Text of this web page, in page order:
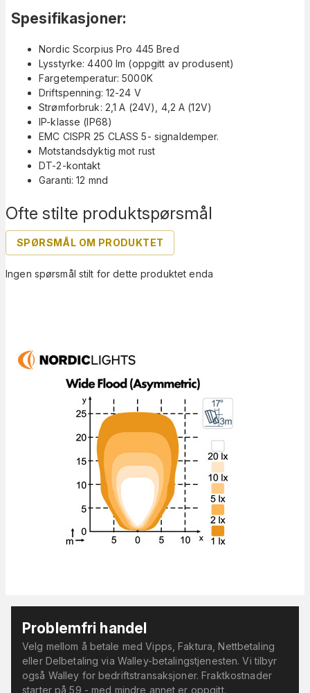
Ofte stilte produktspørsmål
SPØRSMÅL OM PRODUKTET
Ingen spørsmål stilt for dette produktet enda
Spesifikasjoner:
Nordic Scorpius Pro 445 Bred
Lysstyrke: 4400 lm (oppgitt av produsent)
Fargetemperatur: 5000K
Driftspenning: 12-24 V
Strømforbruk: 2,1 A (24V), 4,2 A (12V)
IP-klasse (IP68)
EMC CISPR 25 CLASS 5- signaldemper.
Motstandsdyktig mot rust
DT-2-kontakt
Garanti: 12 mnd
Problemfri handel
Velg mellom å betale med Vipps, Faktura, Nettbetaling
eller Delbetaling via Walley-betalingstjenesten. Vi tilbyr
også Walley for bedriftstransaksjoner. Fraktkostnader
starter på 59,- med mindre annet er oppgitt.